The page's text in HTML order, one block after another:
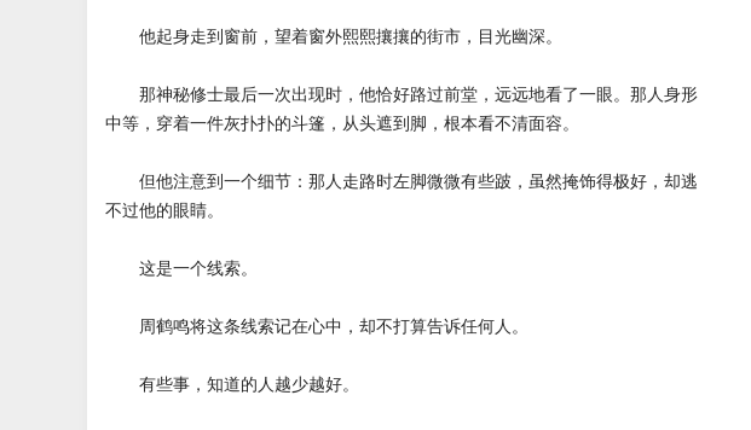
他起身走到窗前，望着窗外熙熙攘攘的街市，目光幽深。
那神秘修士最后一次出现时，他恰好路过前堂，远远地看了一眼。那人身形
中等，穿着一件灰扑扑的斗篷，从头遮到脚，根本看不清面容。
但他注意到一个细节：那人走路时左脚微微有些跛，虽然掩饰得极好，却逃
不过他的眼睛。
这是一个线索。
周鹤鸣将这条线索记在心中，却不打算告诉任何人。
有些事，知道的人越少越好。